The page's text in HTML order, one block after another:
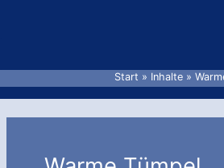
Start Inhalte